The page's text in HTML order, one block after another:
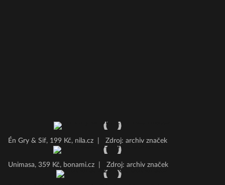
Én Gry & Sif, 199 Kč, nila.cz Zdroj: archiv značek
Unimasa, 359 Kč, bonami.cz Zdroj: archiv značek